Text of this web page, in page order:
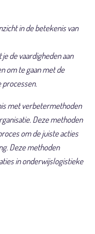
in de betekenis van
de vaardigheden aan
om te gaan met de
met verbetermethoden
Deze methoden
om de juiste acties
Deze methoden
in onderwijslogistieke